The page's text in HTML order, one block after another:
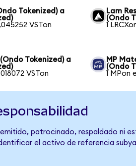
Tokenized) a
VSTon
Lam
(Ondo
1
Tokenized) a
VSTon
MP
(Ondo
1 MPon
patrocinado, respaldado ni
el activo de referencia